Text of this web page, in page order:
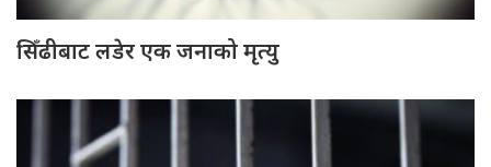
सिँढीबाट लडेर एक जनाको मृत्यु